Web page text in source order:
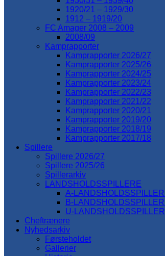
1920/21 – 1929/30
1912 – 1919/20
FC Amager 2008 – 2009
2008/09
Kamprapporter
Kamprapporter 2026/27
Kamprapporter 2025/26
Kamprapporter 2024/25
Kamprapporter 2023/24
Kamprapporter 2022/23
Kamprapporter 2021/22
Kamprapporter 2020/21
Kamprapporter 2019/20
Kamprapporter 2018/19
Kamprapporter 2017/18
Spillere
Spillere 2026/27
Spillere 2025/26
Spillerarkiv
LANDSHOLDSSPILLERE
A-
B-
U-
Cheftrænere
Nyhedsarkiv
Førsteholdet
Gallerier